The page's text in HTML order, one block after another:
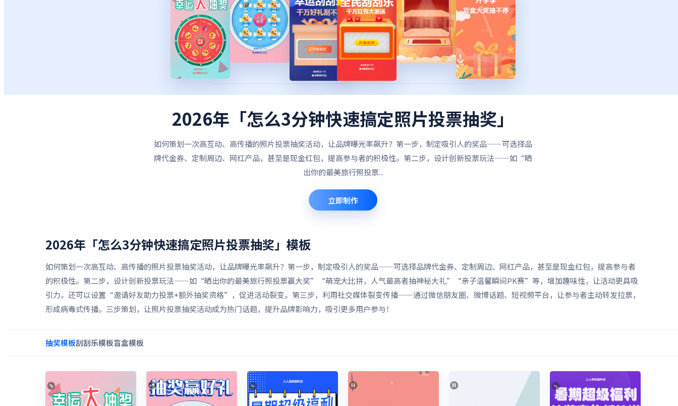
2026年「怎么3分钟快速搞定照片投票抽奖」
如何策划一次高互动、高传播的照片投票抽奖活动，让品牌曝光率飙升？第一步，制定吸引人的奖品——可选择品
牌代金券、定制周边、网红产品，甚至是现金红包，提高参与者的积极性。第二步，设计创新投票玩法——如“晒
出你的最美旅行照投票...
立即制作
2026年「怎么3分钟快速搞定照片投票抽奖」 模板
如何策划一次高互动、高传播的照片投票抽奖活动，让品牌曝光率飙升？第一步，制定吸引人的奖品——可选择品牌代金券、定制周边、网红产品，甚至是现金红包，提高参与者
的积极性。第二步，设计创新投票玩法——如“晒出你的最美旅行照投票赢大奖”“萌宠大比拼，人气最高者抽神秘大礼”“亲子温馨瞬间PK赛”等，增加趣味性，让活动更具吸
引力。还可以设置“邀请好友助力投票+额外抽奖资格”，促进活动裂变。第三步，利用社交媒体裂变传播——通过微信朋友圈、微博话题、短视频平台，让参与者主动转发拉票，
形成病毒式传播。三步策划，让照片投票抽奖活动成为热门话题，提升品牌影响力，吸引更多用户参与！
抽奖模板刮刮乐模板盲盒模板